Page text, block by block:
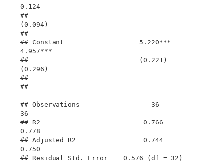
0.124
##
(0.094)
##
## Constant                   5.220***
4.957***
##                            (0.221)
(0.296)
##
## -----------------------------------------
------------------------
## Observations                  36
36
## R2                          0.766
0.778
## Adjusted R2                 0.744
0.750
## Residual Std. Error    0.576 (df = 32)